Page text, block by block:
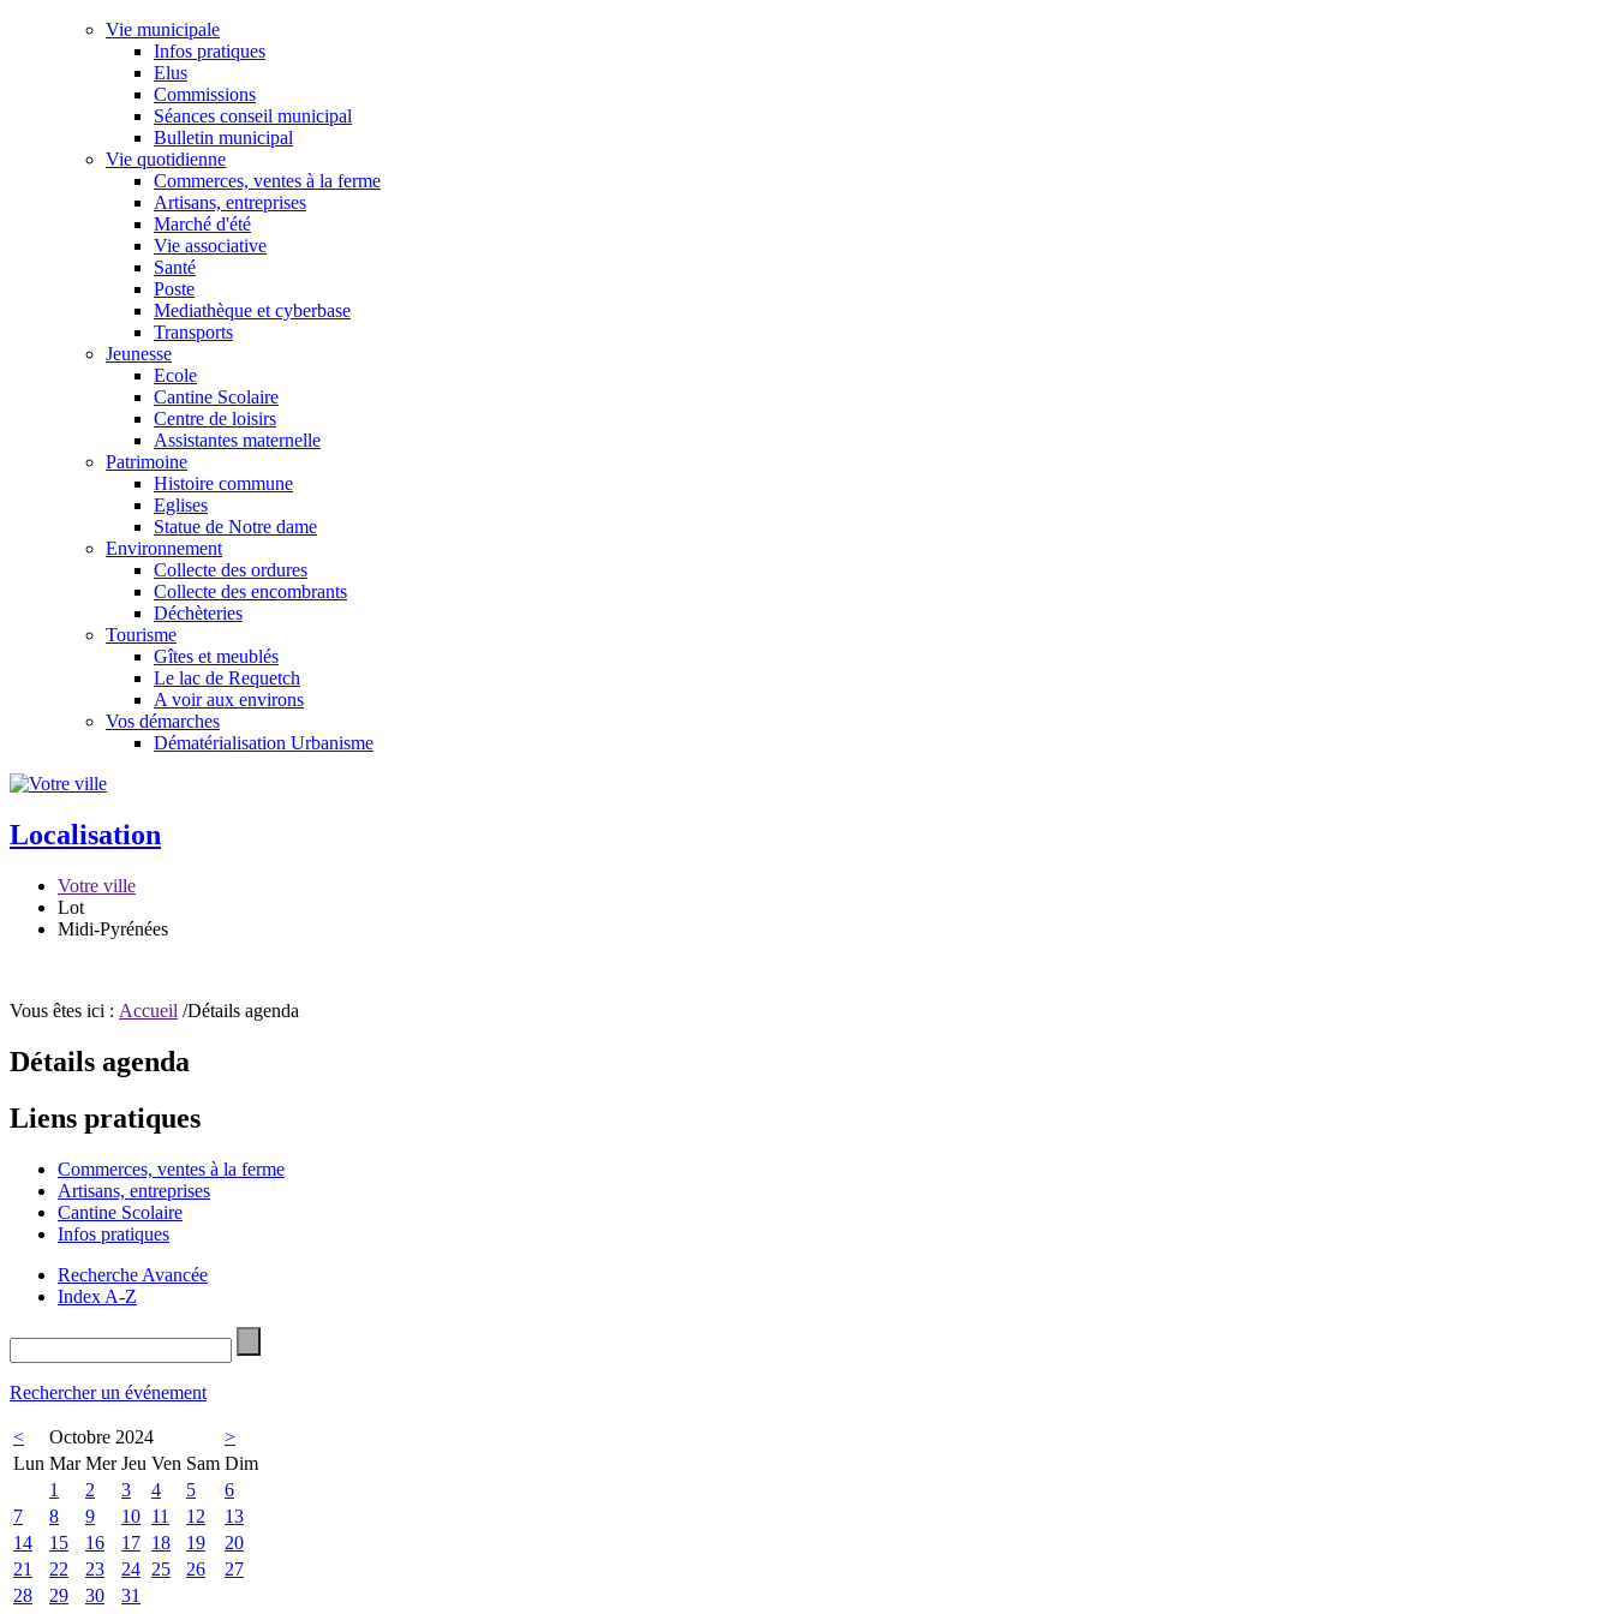
Vie municipale
Infos pratiques
Elus
Commissions
Séances conseil municipal
Bulletin municipal
Vie quotidienne
Commerces, ventes à la ferme
Artisans, entreprises
Marché d'été
Vie associative
Santé
Poste
Mediathèque et cyberbase
Transports
Jeunesse
Ecole
Cantine Scolaire
Centre de loisirs
Assistantes maternelle
Patrimoine
Histoire commune
Eglises
Statue de Notre dame
Environnement
Collecte des ordures
Collecte des encombrants
Déchèteries
Tourisme
Gîtes et meublés
Le lac de Requetch
A voir aux environs
Vos démarches
Dématérialisation Urbanisme
Localisation
Votre ville
Lot
Midi-Pyrénées
Vous êtes ici : Accueil /Détails agenda
Détails agenda
Liens pratiques
Commerces, ventes à la ferme
Artisans, entreprises
Cantine Scolaire
Infos pratiques
Recherche Avancée
Index A-Z
Rechercher un événement
< Octobre 2024
>
Lun Mar Mer Jeu Ven Sam Dim
1
2 3 4 5
6
7
8 9 10 11 12
13
14
15 16 17 18 19
20
21
22 23 24 25 26
27
28
29 30
31